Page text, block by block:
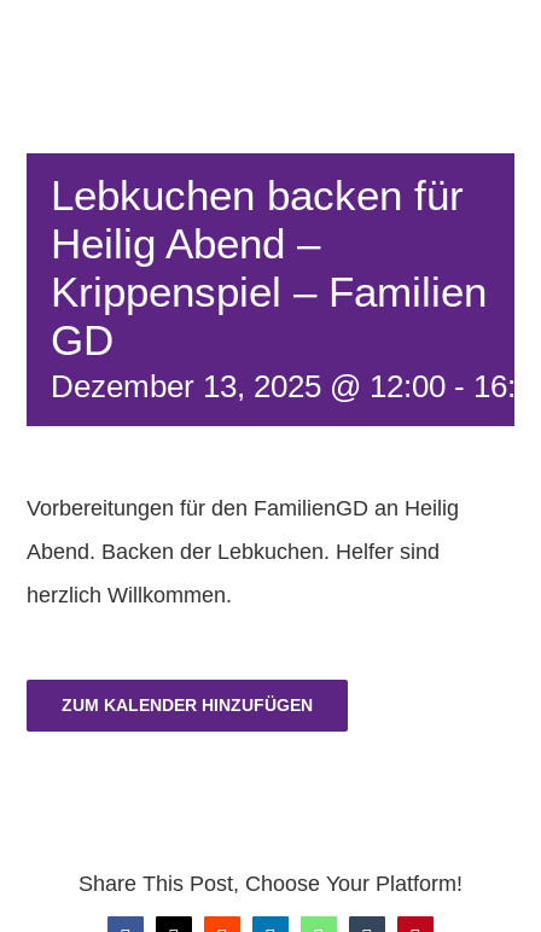
Lebkuchen backen für
Heilig Abend –
Krippenspiel – Familien
GD
Dezember 13, 2025 @ 12:00 -
Vorbereitungen für den FamilienGD an Heilig
Abend. Backen der Lebkuchen. Helfer sind
herzlich Willkommen.
ZUM KALENDER HINZUFÜGEN
Share This Post, Choose Your Platform!